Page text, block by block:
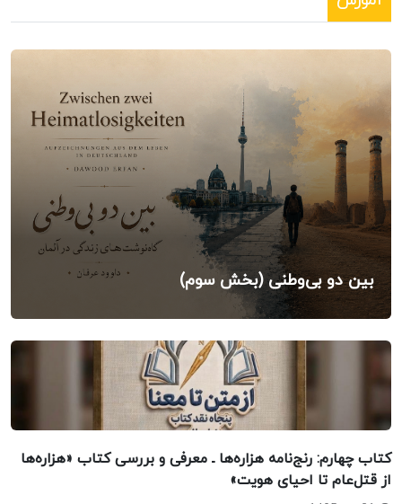
بین دو بی‌وطنی (بخش سوم)
کتاب چهارم: رنج‌نامه هزاره‌ها ـ معرفی و بررسی کتاب «هزاره‌ها
از قتل‌عام تا احیای هویت»